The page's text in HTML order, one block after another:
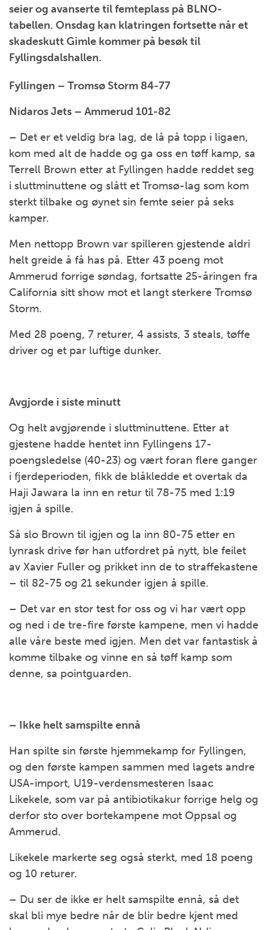
seier og avanserte til femteplass på BLNO-
tabellen. Onsdag kan klatringen fortsette når et
skadeskutt Gimle kommer på besøk til
Fyllingsdalshallen.
Fyllingen – Tromsø Storm 84-77
Nidaros Jets – Ammerud 101-82
– Det er et veldig bra lag, de lå på topp i ligaen,
kom med alt de hadde og ga oss en tøff kamp, sa
Terrell Brown etter at Fyllingen hadde reddet seg
i sluttminuttene og slått et Tromsø-lag som kom
sterkt tilbake og øynet sin femte seier på seks
kamper.
Men nettopp Brown var spilleren gjestende aldri
helt greide å få has på. Etter 43 poeng mot
Ammerud forrige søndag, fortsatte 25-åringen fra
California sitt show mot et langt sterkere Tromsø
Storm.
Med 28 poeng, 7 returer, 4 assists, 3 steals, tøffe
driver og et par luftige dunker.
Avgjorde i siste minutt
Og helt avgjørende i sluttminuttene. Etter at
gjestene hadde hentet inn Fyllingens 17-
poengsledelse (40-23) og vært foran flere ganger
i fjerdeperioden, fikk de blåkledde et overtak da
Haji Jawara la inn en retur til 78-75 med 1:19
igjen å spille.
Så slo Brown til igjen og la inn 80-75 etter en
lynrask drive før han utfordret på nytt, ble feilet
av Xavier Fuller og prikket inn de to straffekastene
– til 82-75 og 21 sekunder igjen å spille.
– Det var en stor test for oss og vi har vært opp
og ned i de tre-fire første kampene, men vi hadde
alle våre beste med igjen. Men det var fantastisk å
komme tilbake og vinne en så tøff kamp som
denne, sa pointguarden.
– Ikke helt samspilte ennå
Han spilte sin første hjemmekamp for Fyllingen,
og den første kampen sammen med lagets andre
USA-import, U19-verdensmesteren Isaac
Likekele, som var på antibiotikakur forrige helg og
derfor sto over bortekampene mot Oppsal og
Ammerud.
Likekele markerte seg også sterkt, med 18 poeng
og 10 returer.
– Du ser de ikke er helt samspilte ennå, så det
skal bli mye bedre når de blir bedre kjent med